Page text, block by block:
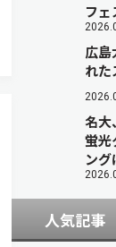
フ
広島
れた
名大
蛍光
ング
人気記事